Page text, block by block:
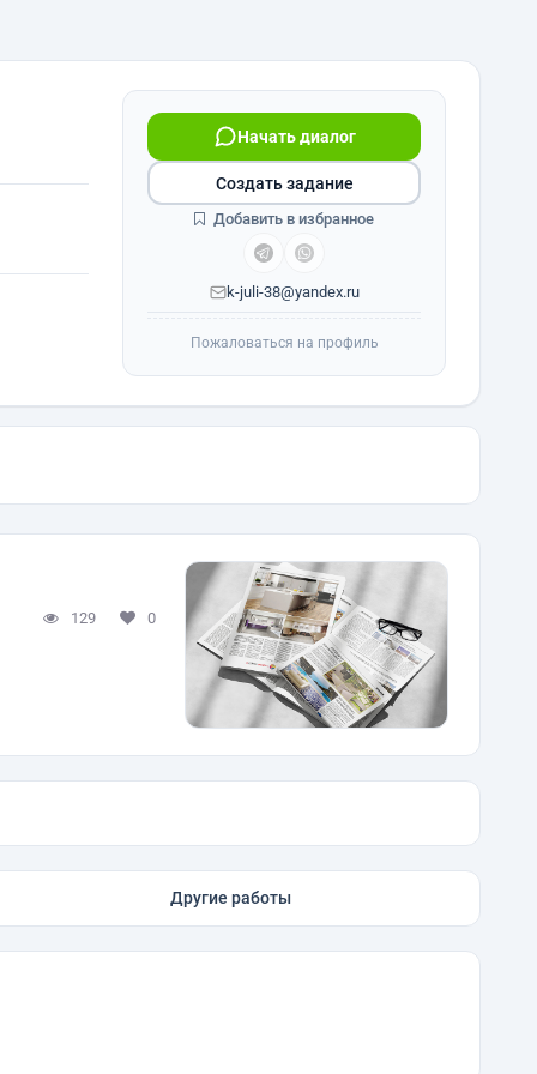
Начать диалог
k-juli-38@yandex.ru
Создать задание
Добавить в избранное
Пожаловаться на профиль
129 0
Другие работы